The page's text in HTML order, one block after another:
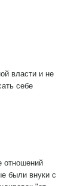
власти и не
себе
отношений
были внуки с